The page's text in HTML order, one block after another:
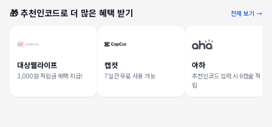
🎁 추천인코드로 더 많은 혜택 받기 전체 보기 →
대상웰라이프
3,000원 적립금 혜택 지급!
캡컷
7일간 무료 사용 가능
아하
추천인코드 입력 시 6캡슐 적
립